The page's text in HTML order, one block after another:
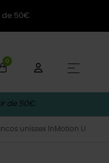
de 50€
0
☰
de 50€.
unissex InMotion U